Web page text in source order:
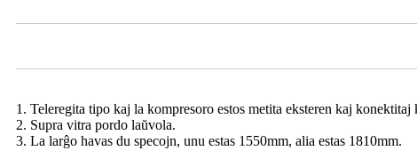
1. Teleregita tipo kaj la kompresoro estos metita eksteren kaj
2. Supra vitra pordo laŭvola.
3. La larĝo havas du specojn, unu estas 1550mm, alia estas 1810mm.